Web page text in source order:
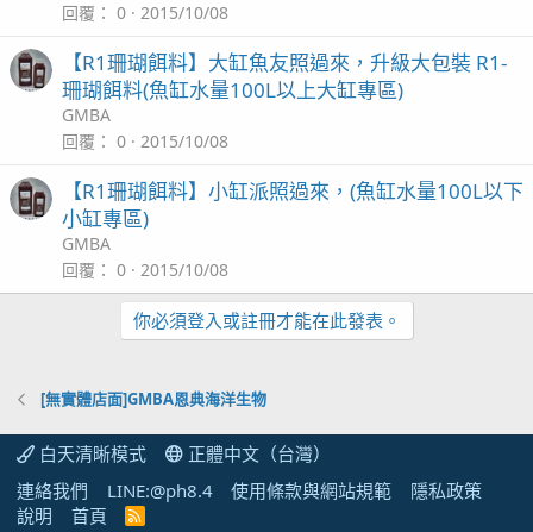
回覆
0 2015/10/08
【R1珊瑚餌料】大缸魚友照過來，升級大包裝 R1-
珊瑚餌料(魚缸水量100L以上大缸專區)
GMBA
回覆
0 2015/10/08
【R1珊瑚餌料】小缸派照過來，(魚缸水量100L以下
小缸專區)
GMBA
回覆
0 2015/10/08
你必須登入或註冊才能在此發表。
[無實體店面]GMBA恩典海洋生物
白天清晰模式
正體中文（台灣）
連絡我們
LINE:@ph8.4 使用條款與網站規範
隱私政策
說明
首頁
R